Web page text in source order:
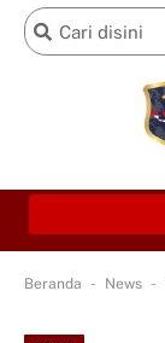
Beranda - News -